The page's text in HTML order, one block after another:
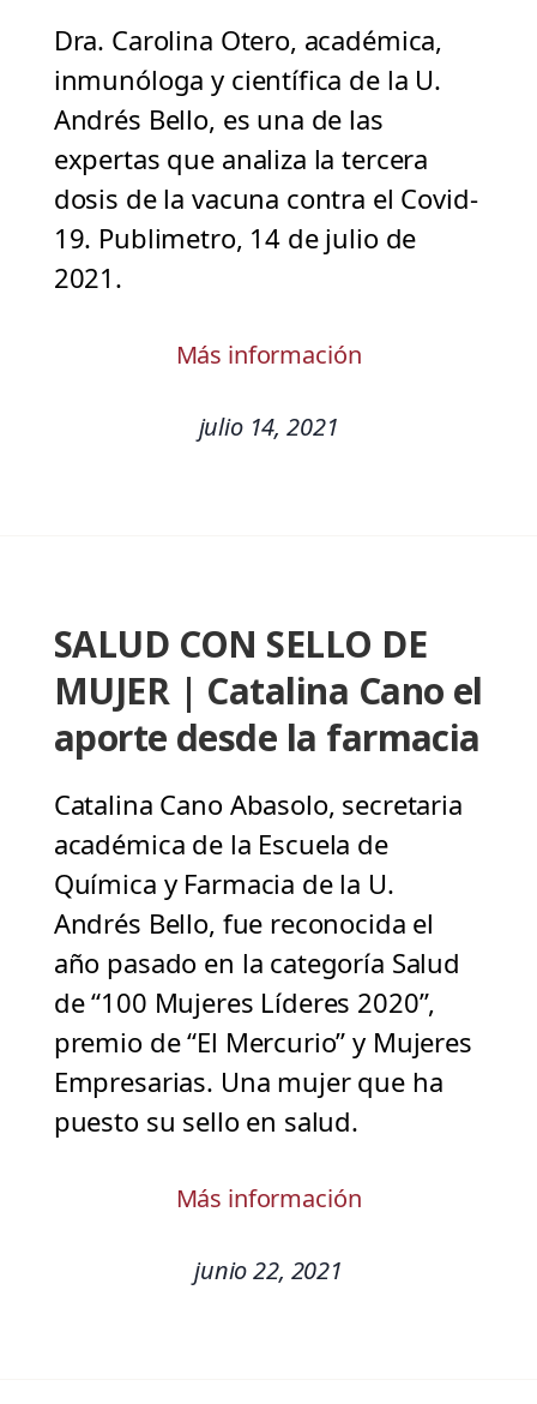
Dra. Carolina Otero, académica,
inmunóloga y científica de la U.
Andrés Bello, es una de las
expertas que analiza la tercera
dosis de la vacuna contra el Covid-
19. Publimetro, 14 de julio de
2021.
Más información
julio 14, 2021
SALUD CON SELLO DE
MUJER | Catalina Cano el
aporte desde la farmacia
Catalina Cano Abasolo, secretaria
académica de la Escuela de
Química y Farmacia de la U.
Andrés Bello, fue reconocida el
año pasado en la categoría Salud
de “100 Mujeres Líderes 2020”,
premio de “El Mercurio” y Mujeres
Empresarias. Una mujer que ha
puesto su sello en salud.
Más información
junio 22, 2021